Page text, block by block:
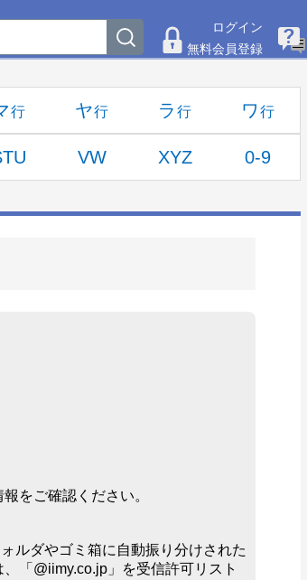
ログイン
無料会員登録
ヤ ラ ワ
VW XYZ 0-9
をご確認ください。
ルダやゴミ箱に自動振り分けされた
「@iimy.co.jp」を受信許可リスト